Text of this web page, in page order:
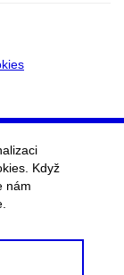
Když
nám